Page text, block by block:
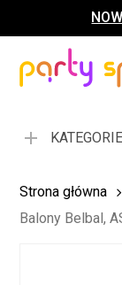
to
content
KATEGORIE
Strona główna
Balony Belbal,